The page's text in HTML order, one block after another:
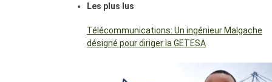
Les plus lus
Télécommunications: Un ingénieur Malgache
désigné pour diriger la GETESA